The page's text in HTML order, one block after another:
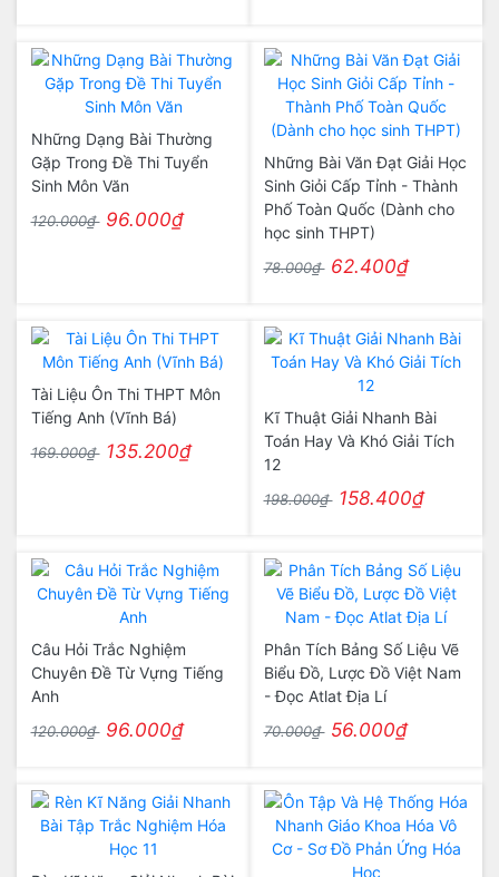
Những Dạng Bài Thường
Gặp Trong Đề Thi Tuyển
Sinh Môn Văn
120.000₫ 96.000₫
Những Bài Văn Đạt Giải Học
Sinh Giỏi Cấp Tỉnh - Thành
Phố Toàn Quốc (Dành cho
học sinh THPT)
78.000₫ 62.400₫
Tài Liệu Ôn Thi THPT Môn
Tiếng Anh (Vĩnh Bá)
169.000₫ 135.200₫
Kĩ Thuật Giải Nhanh Bài
Toán Hay Và Khó Giải Tích
12
198.000₫ 158.400₫
Câu Hỏi Trắc Nghiệm
Chuyên Đề Từ Vựng Tiếng
Anh
120.000₫ 96.000₫
Phân Tích Bảng Số Liệu Vẽ
Biểu Đồ, Lược Đồ Việt Nam
- Đọc Atlat Địa Lí
70.000₫ 56.000₫